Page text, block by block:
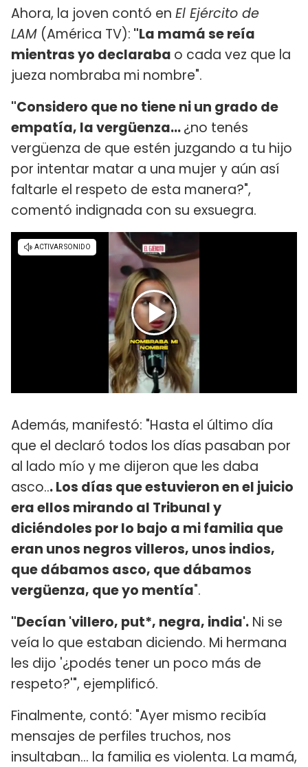
Ahora, la joven contó en El Ejército de
LAM (América TV): "La mamá se reía
mientras yo declaraba o cada vez que la
jueza nombraba mi nombre".
"Considero que no tiene ni un grado de
empatía, la vergüenza...¿no tenés
vergüenza de que estén juzgando a tu hijo
por intentar matar a una mujer y aún así
faltarle el respeto de esta manera?",
comentó indignada con su exsuegra.
Además, manifestó: "Hasta el último día
que el declaró todos los días pasaban por
al lado mío y me dijeron que les daba
asco... Los días que estuvieron en el juicio
era ellos mirando al Tribunal y
diciéndoles por lo bajo a mi familia que
eran unos negros villeros, unos indios,
que dábamos asco, que dábamos
vergüenza, que yo mentía".
"Decían 'villero, put*, negra, india'. Ni se
veía lo que estaban diciendo. Mi hermana
les dijo '¿podés tener un poco más de
respeto?'", ejemplificó.
Finalmente, contó: "Ayer mismo recibía
mensajes de perfiles truchos, nos
insultaban... la familia es violenta. La mamá,